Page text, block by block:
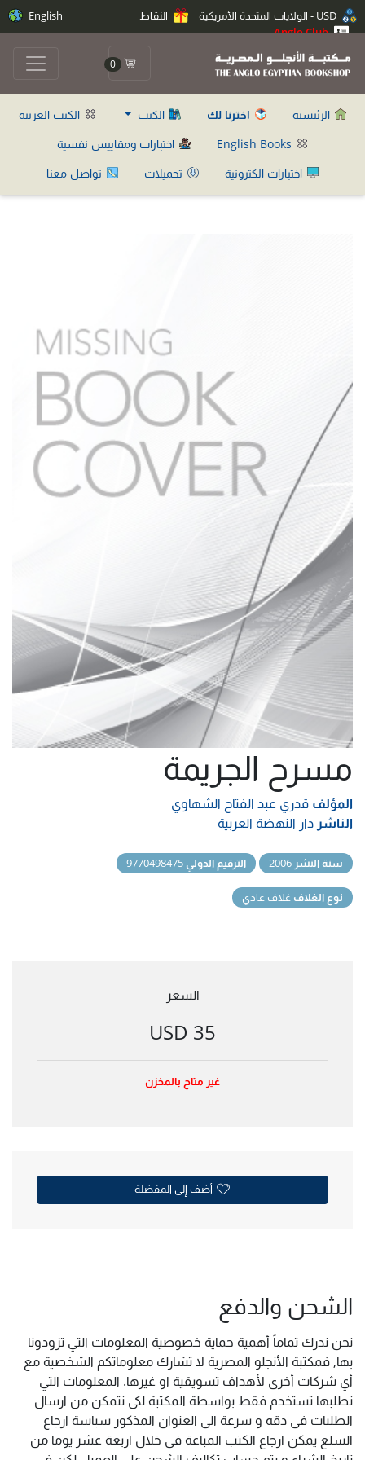
النقاط
Anglo Club
English
0
الرئيسية اخترنا لك الكتب
الكتب العربية
اختبارات ومقاييس نفسية
اختبارات الكترونية
تحميلات تواصل معنا
مسرح الجريمة
المؤلف قدري عبد الفتاح الشهاوي
الناشر دار النهضة العربية
سنة النشر الترقيم الدولي
نوع الغلاف غلاف عادي
السعر
35 USD
غير متاح بالمخزن
أضف إلى المفضلة
الشحن والدفع
نحن ندرك تماماً أهمية حماية خصوصية المعلومات التي تزودونا
بها, فمكتبة الأنجلو المصرية لا تشارك معلوماتكم الشخصية مع
أي شركات أخرى لأهداف تسويقية او غيرها. المعلومات التي
نطلبها تستخدم فقط بواسطة المكتبة لكى نتمكن من ارسال
الطلبات فى دقه و سرعة الى العنوان المذكور سياسة ارجاع
السلع يمكن ارجاع الكتب المباعة فى خلال اربعة عشر يوما من